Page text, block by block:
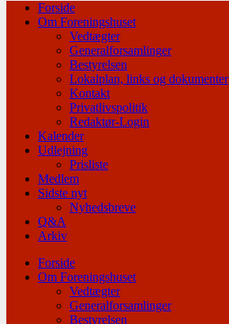
Forside
Om Foreningshuset
Vedtægter
Generalforsamlinger
Bestyrelsen
Lokalplan, links og dokumenter
Kontakt
Privatlivspolitik
Redaktør-Login
Kalender
Udlejning
Prisliste
Medlem
Sidste nyt
Nyhedsbreve
Q&A
Arkiv
Forside
Om Foreningshuset
Vedtægter
Generalforsamlinger
Bestyrelsen